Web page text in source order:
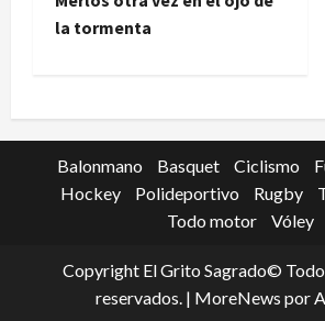
e
a
c
ó
la tormenta
Balonmano Basquet Ciclismo
Hockey
Polideportivo Rugby
Todo motor
Vóley
Copyright El Grito Sagrado©
reservados. | MoreNews por